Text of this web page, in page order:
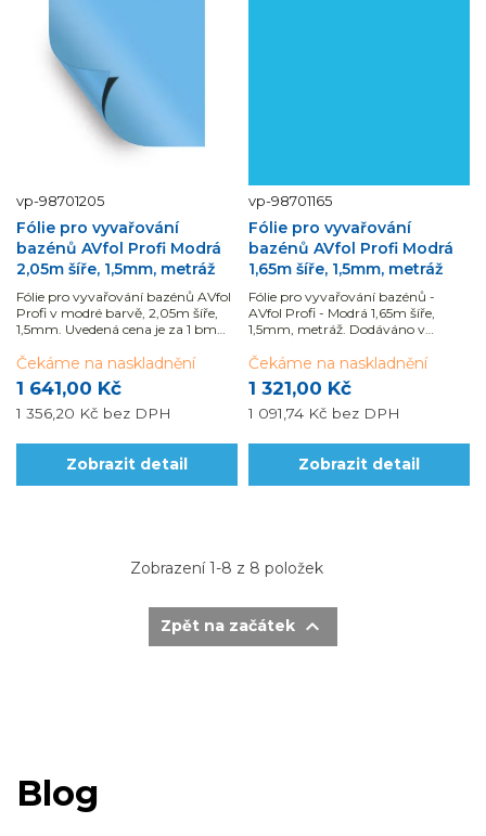
vp-98701205
Fólie pro vyvařování
bazénů AVfol Profi Modrá
2,05m šíře, 1,5mm, metráž
Fólie pro vyvařování bazénů AVfol
Profi v modré barvě, 2,05m šíře,
1,5mm. Uvedená cena je za 1 bm
na roli je 25 m, lze objednat
libovolný počet běžných metrů.
1 641,00 Kč
1 356,20 Kč bez DPH
Čekáme na naskladnění
Zobrazit detail
vp-98701165
Fólie pro vyvařování
bazénů AVfol Profi Modrá
1,65m šíře, 1,5mm, metráž
Fólie pro vyvařování bazénů -
AVfol Profi - Modrá 1,65m šíře,
1,5mm, metráž. Dodáváno v
za 1 bm fólie šířky 1,65 m). Návin na
roli je 25 m, lze objednat libovolný...
1 321,00 Kč
1 091,74 Kč bez DPH
Čekáme na naskladnění
Zobrazit detail
Zobrazení 1-8 z 8 položek
Zpět na začátek 
Blog